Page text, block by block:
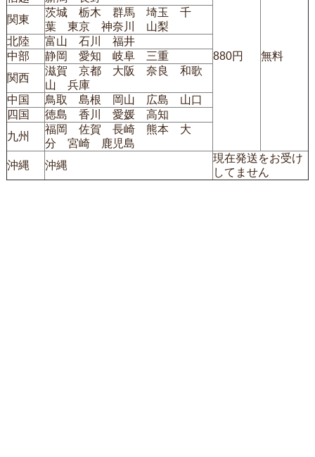
880円 無料
関東
茨城 栃木 群馬 埼玉 千
葉 東京 神奈川 山梨
北陸
富山 石川 福井
中部
静岡 愛知 岐阜 三重
関西
滋賀 京都 大阪 奈良 和歌
山 兵庫
中国
鳥取 島根 岡山 広島 山口
四国
徳島 香川 愛媛 高知
九州
福岡 佐賀 長崎 熊本 大
分 宮崎 鹿児島
沖縄
沖縄
現在発送をお受け
してません